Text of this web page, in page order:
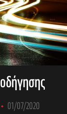
01/07/2020